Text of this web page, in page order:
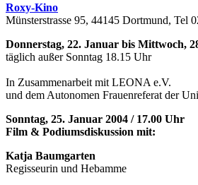
Roxy-Kino
Münsterstrasse 95, 44145 Dortmund, Tel
Donnerstag, 22. Januar bis Mittwoch,
täglich außer Sonntag 18.15 Uhr
In Zusammenarbeit mit LEONA e.V.
und dem Autonomen Frauenreferat der
Sonntag, 25. Januar 2004 / 17.00 Uhr
Film & Podiumsdiskussion mit:
Katja Baumgarten
Regisseurin und Hebamme